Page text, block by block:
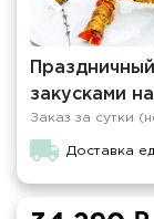
закусками
Заказ за сутки
Доставка